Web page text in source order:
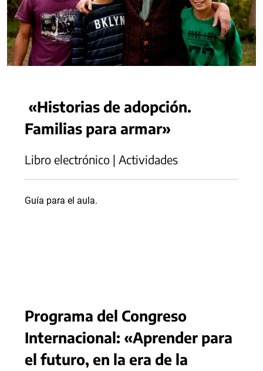
«Historias de adopción.
Familias para armar»
Libro electrónico | Actividades
Guía para el aula.
Programa del Congreso
Internacional: «Aprender para
el futuro, en la era de la